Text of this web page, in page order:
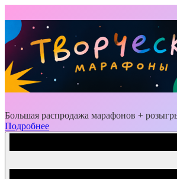
Большая распродажа марафонов +
Подробнее